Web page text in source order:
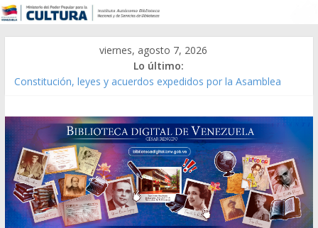
viernes, agosto 7, 2026
Lo último:
Constitución, leyes y acuerdos expedidos por la Asamblea
Modesta Bor Sánchez [material gráfico]
Gaceta Oficial de la República de Venezuela año CXXXIII Mes V,
Caracas 09 de marzo de 2006 N° 38.394
Catálogo temático de obras de Modesta Bor